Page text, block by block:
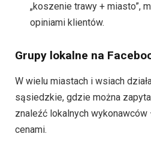
„koszenie trawy + miasto”,
opiniami klientów.
Grupy lokalne na
W wielu miastach i wsiach
sąsiedzkie, gdzie można
znaleźć lokalnych
cenami.